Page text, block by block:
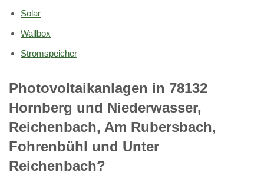
Solar
Wallbox
Stromspeicher
Photovoltaikanlagen in 78132
Hornberg und Niederwasser,
Reichenbach, Am Rubersbach,
Fohrenbühl und Unter
Reichenbach?